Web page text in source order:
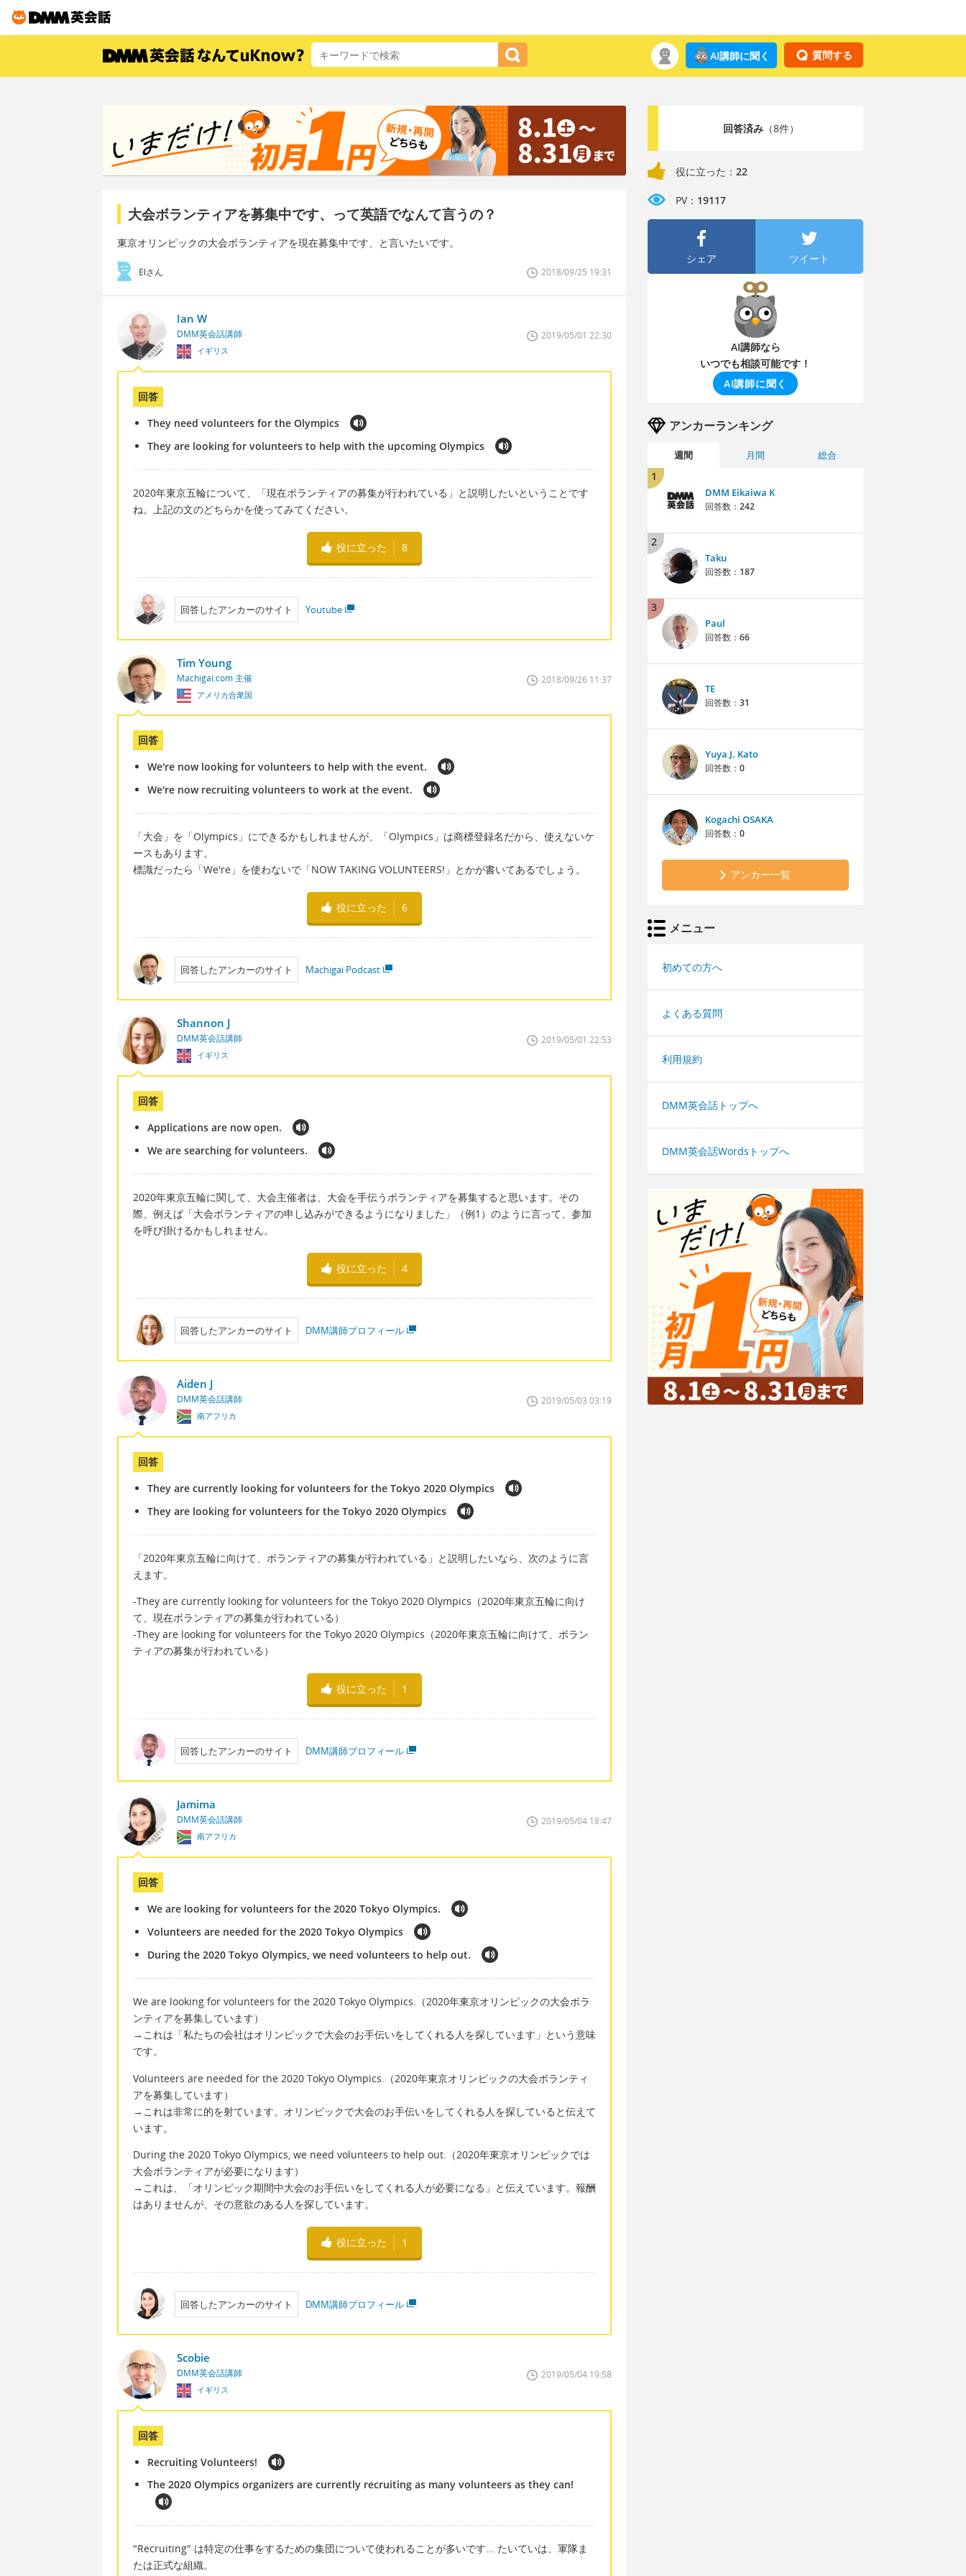
質問する
AI講師に聞く
大会ボランティアを募集中です、って英語でなんて言うの？
東京オリンピックの大会ボランティアを現在募集中です、と言いたいです。
Elさん 2018/09/25 19:31
Ian W
DMM英会話講師
イギリス
2019/05/01 22:30
回答
They need volunteers for the Olympics
They are looking for volunteers to help with the upcoming Olympics
2020年東京五輪について、「現在ボランティアの募集が行われている」と説明したいということです
ね。上記の文のどちらかを使ってみてください。
役に立った 8
回答したアンカーのサイト Youtube
Tim Young
Machigai.com 主催
アメリカ合衆国
2018/09/26 11:37
回答
We're now looking for volunteers to help with the event.
We're now recruiting volunteers to work at the event.
「大会」を「Olympics」にできるかもしれませんが、「Olympics」は商標登録名だから、使えないケ
ースもあります。
標識だったら「We're」を使わないで「NOW TAKING VOLUNTEERS!」とかが書いてあるでしょう。
役に立った 6
回答したアンカーのサイト Machigai Podcast
Shannon J
DMM英会話講師
イギリス
2019/05/01 22:53
回答
Applications are now open.
We are searching for volunteers.
2020年東京五輪に関して、大会主催者は、大会を手伝うボランティアを募集すると思います。その
際、例えば「大会ボランティアの申し込みができるようになりました」（例1）のように言って、参加
を呼び掛けるかもしれません。
役に立った 4
回答したアンカーのサイト DMM講師プロフィール
Aiden J
DMM英会話講師
南アフリカ
2019/05/03 03:19
回答
They are currently looking for volunteers for the Tokyo 2020 Olympics
They are looking for volunteers for the Tokyo 2020 Olympics
「2020年東京五輪に向けて、ボランティアの募集が行われている」と説明したいなら、次のように言
えます。
-They are currently looking for volunteers for the Tokyo 2020 Olympics（2020年東京五輪に向け
て、現在ボランティアの募集が行われている）
-They are looking for volunteers for the Tokyo 2020 Olympics（2020年東京五輪に向けて、ボラン
ティアの募集が行われている）
役に立った 1
回答したアンカーのサイト DMM講師プロフィール
Jamima
DMM英会話講師
南アフリカ
2019/05/04 18:47
回答
We are looking for volunteers for the 2020 Tokyo Olympics.
Volunteers are needed for the 2020 Tokyo Olympics
During the 2020 Tokyo Olympics, we need volunteers to help out.
We are looking for volunteers for the 2020 Tokyo Olympics.（2020年東京オリンピックの大会ボラ
ンティアを募集しています）
→これは「私たちの会社はオリンピックで大会のお手伝いをしてくれる人を探しています」という意味
です。
Volunteers are needed for the 2020 Tokyo Olympics.（2020年東京オリンピックの大会ボランティ
アを募集しています）
→これは非常に的を射ています。オリンピックで大会のお手伝いをしてくれる人を探していると伝えて
います。
During the 2020 Tokyo Olympics, we need volunteers to help out.（2020年東京オリンピックでは
大会ボランティアが必要になります）
→これは、「オリンピック期間中大会のお手伝いをしてくれる人が必要になる」と伝えています。報酬
はありませんが、その意欲のある人を探しています。
役に立った 1
回答したアンカーのサイト DMM講師プロフィール
Scobie
DMM英会話講師
イギリス
2019/05/04 19:58
回答
Recruiting Volunteers!
The 2020 Olympics organizers are currently recruiting as many volunteers as they can!
"Recruiting" は特定の仕事をするための集団について使われることが多いです... たいていは、軍隊ま
たは正式な組織。
回答済み（8件）
役に立った： 22
PV： 19117
シェア ツイート
AI講師なら
いつでも相談可能です！
AI講師に聞く
アンカーランキング
週間 月間 総合
1
DMM Eikaiwa K
回答数： 242
2
Taku
回答数： 187
3
Paul
回答数： 66
TE
回答数： 31
Yuya J. Kato
回答数： 0
Kogachi OSAKA
回答数： 0
アンカー一覧
メニュー
初めての方へ
よくある質問
利用規約
DMM英会話トップへ
DMM英会話Wordsトップへ